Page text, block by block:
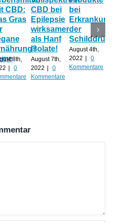
CBD:
Gras
8th,
0
CBD bei
Epilepsie
wirksamer
als Hanf
Isolate!
August 7th,
2022
0
Kommentare
bei
der
Schilddrüse
August 4th,
2022
0
Kommentare